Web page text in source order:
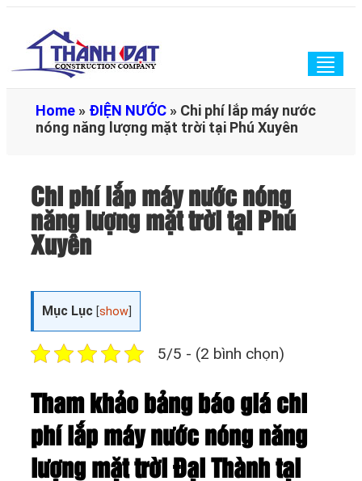
Home » ĐIỆN NƯỚC » Chi phí lắp máy nước
nóng năng lượng mặt trời tại Phú Xuyên
Chi phí lắp máy nước nóng
năng lượng mặt trời tại Phú
Xuyên
Mục Lục [show
5/5 - (2 bình chọn)
Tham khảo bảng báo giá chi
phí lắp máy nước nóng năng
lượng mặt trời Đại Thành tại